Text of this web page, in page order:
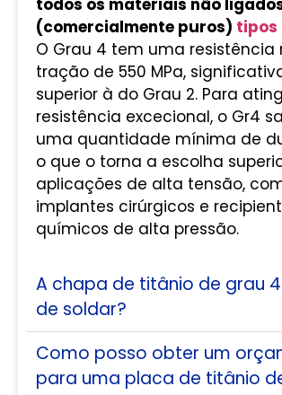
todos os materiais não
(comercialmente puros) tipos
O Grau 4 tem uma
tração de 550 MPa,
superior à do Grau 2. Para
resistência excecional, o Gr4
uma quantidade mínima de
o que o torna a escolha
aplicações de alta tensão,
implantes cirúrgicos e
químicos de alta pressão.
A chapa de titânio de grau
de soldar?
Como posso obter um
para uma placa de titânio